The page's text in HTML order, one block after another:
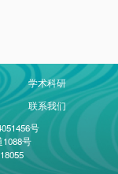
学术科研
联系我们
号
号